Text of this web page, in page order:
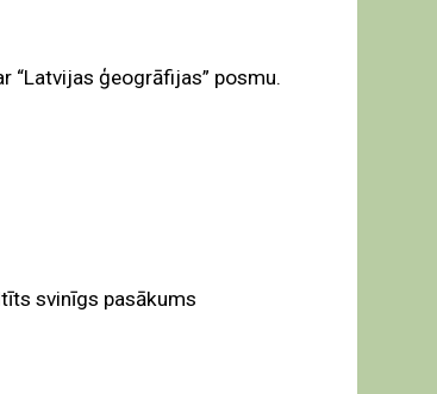
“Latvijas ģeogrāfijas” posmu.
svinīgs pasākums